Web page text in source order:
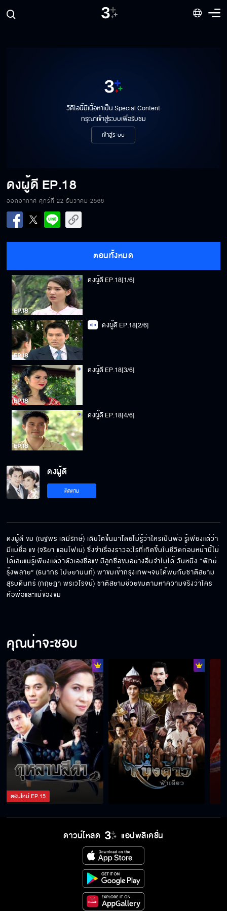
วิดีโอนี้มีเนื้อหาเป็น Special Content
กรุณาเข้าสู่ระบบเพื่อรับชม
เข้าสู่ระบบ
ดงผู้ดี EP.18
ออกอากาศ ศุกร์ที่ 22 ธันวาคม 2566
ตอนทั้งหมด
ดงผู้ดี EP.18[1/6]
ดงผู้ดี EP.18[2/6]
ดงผู้ดี EP.18[3/6]
ดงผู้ดี EP.18[4/6]
ดงผู้ดี
ติดตาม
ดงผู้ดี ขม (ณฐพร เตมีรักษ์) เติบโตขึ้นมาโดยไม่รู้ว่าใครเป็นพ่อ รู้เพียงแต่ว่า
มีแม่ชื่อ แข (จริยา แอนโฟเน่) ซึ่งจำเรื่องราวอะไรที่เกิดขึ้นในชีวิตก่อนหน้านี้ไม่
ได้เลยแม่รู้เพียงแต่ว่าตัวเองชื่อแข มีลูกชื่อขมอย่างอื่นจำไม่ได้ วันหนึ่ง “พิทย์
รุ้งพลาย” (ธนากร โปษยานนท์) พาขมเข้ากรุงเทพฯจนได้พบกับชาติสยาม
สุรบดินทร์ (กฤษฎา พรเวโรจน์) ชาติสยามช่วยขมตามหาความจริงว่าใคร
คือพ่อและแม่ของขม
คุณน่าจะชอบ
ตอนใหม่EP.15
ดาวน์โหลด แอปพลิเคชั่น